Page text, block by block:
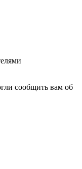
сообщить вам об